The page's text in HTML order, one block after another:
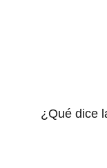
¿Qué dice